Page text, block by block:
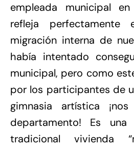
empleada municipal
refleja perfectamente
migración interna de
había intentado
municipal, pero como
por los participantes de
gimnasia artística
departamento! Es
tradicional vivienda